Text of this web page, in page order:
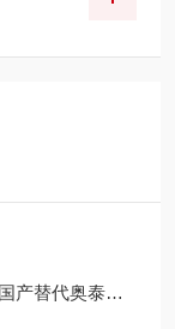
CD33系列